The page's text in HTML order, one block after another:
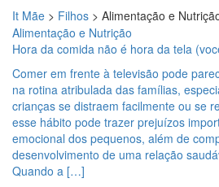
It Mãe > Filhos > Alimentação e
Alimentação e Nutrição
Hora da comida não é hora da tela
Comer em frente à televisão pode
na rotina atribulada das famílias,
crianças se distraem facilmente ou se
esse hábito pode trazer prejuízos
emocional dos pequenos, além de
desenvolvimento de uma relação
Quando a […]